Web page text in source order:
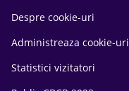
Despre cookie-uri
Administreaza cookie-uri
Statistici vizitatori